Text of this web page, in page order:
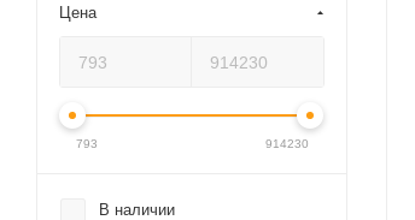
Цена
793 914230
В наличии